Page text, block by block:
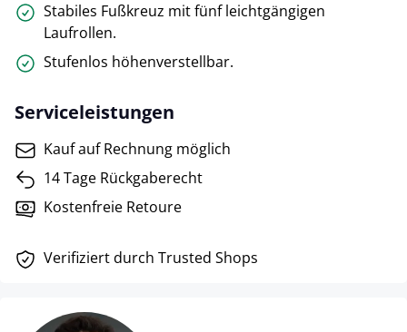
Stabiles Fußkreuz mit fünf leichtgängigen
Laufrollen.
Stufenlos höhenverstellbar.
Serviceleistungen
Kauf auf Rechnung möglich
14 Tage Rückgaberecht
Kostenfreie Retoure
Verifiziert durch Trusted Shops